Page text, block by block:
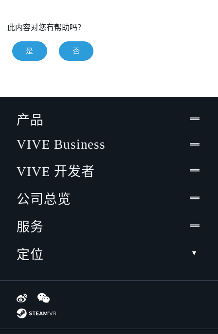
此内容对您有帮助吗？
是 否
产品
VIVE Business
VIVE 开发者
公司总览
服务
定位